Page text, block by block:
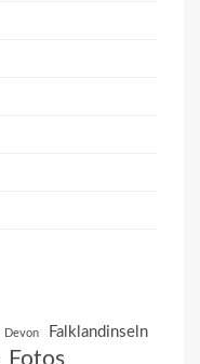
Devon Falklandinseln
Fotos